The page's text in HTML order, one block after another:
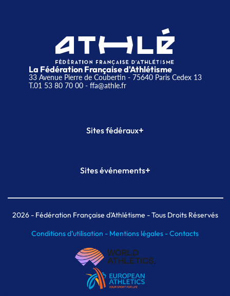
La Fédération Française d'Athlétisme
33 Avenue Pierre de Coubertin - 75640 Paris Cedex 13
T.01 53 80 70 00- ffa@athle.fr
Sites fédéraux+
Plateforme Formation
Sites événements+
Meeting de Paris indoor
MAIF Ekiden de Paris
2026- Fédération Française d'Athlétisme - Tous Droits Réservés
Conditions d'utilisation - Mentions légales -Contacts